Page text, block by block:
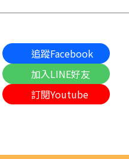
追蹤Facebook
加入LINE好友
訂閱Youtube